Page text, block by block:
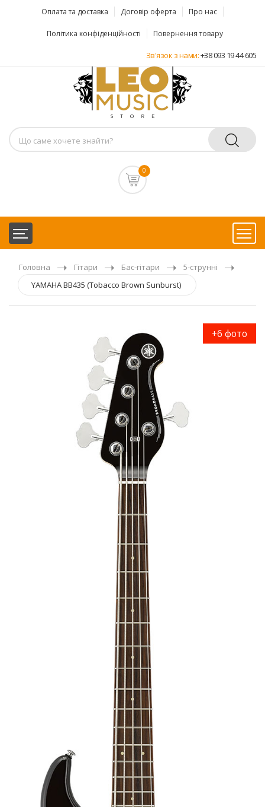
Оплата та доставка Договір оферта Про нас
Політика конфіденційності Повернення товару
Зв'язок з нами:+38 093 19 44 605
0
Головна Гітари Бас-гітари
5-струнні
YAMAHA BB435 (Tobacco Brown Sunburst)
+6 фото